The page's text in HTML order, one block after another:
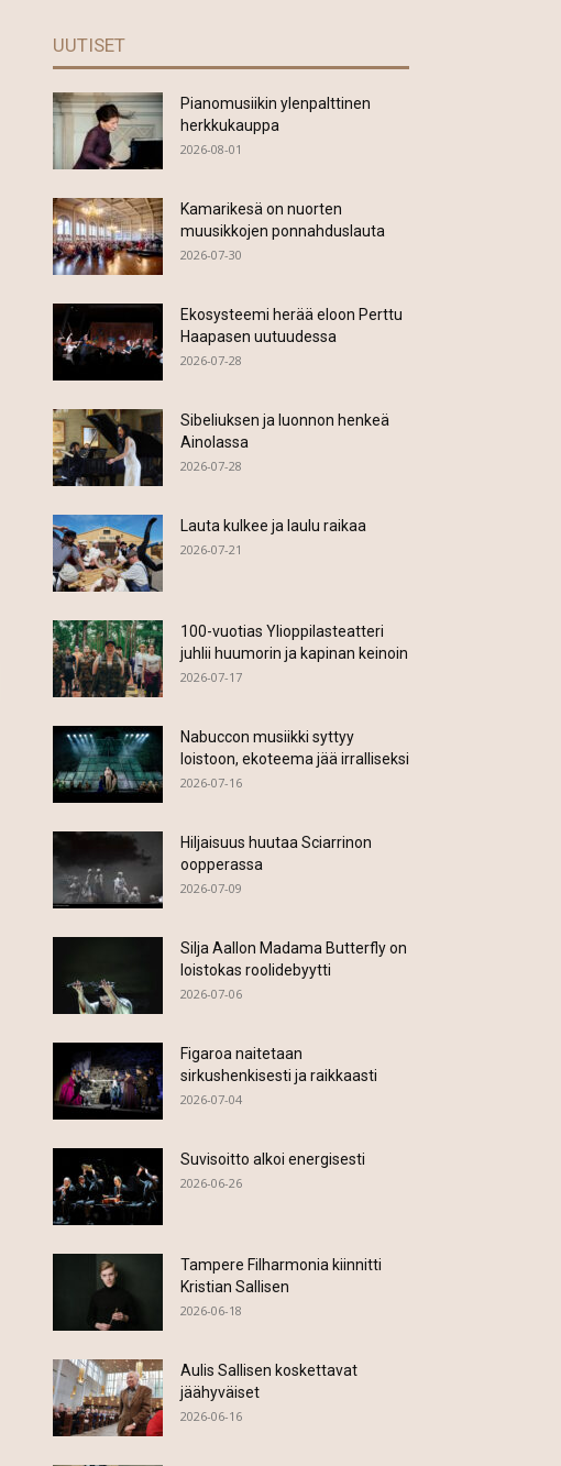
UUTISET
Pianomusiikin ylenpalttinen
herkkukauppa
2026-08-01
Kamarikesä on nuorten
muusikkojen ponnahduslauta
2026-07-30
Ekosysteemi herää eloon Perttu
Haapasen uutuudessa
2026-07-28
Sibeliuksen ja luonnon henkeä
Ainolassa
2026-07-28
Lauta kulkee ja laulu raikaa
2026-07-21
100-vuotias Ylioppilasteatteri
juhlii huumorin ja kapinan keinoin
2026-07-17
Nabuccon musiikki syttyy
loistoon, ekoteema jää irralliseksi
2026-07-16
Hiljaisuus huutaa Sciarrinon
oopperassa
2026-07-09
Silja Aallon Madama Butterfly on
loistokas roolidebyytti
2026-07-06
Figaroa naitetaan
sirkushenkisesti ja raikkaasti
2026-07-04
Suvisoitto alkoi energisesti
2026-06-26
Tampere Filharmonia kiinnitti
Kristian Sallisen
2026-06-18
Aulis Sallisen koskettavat
jäähyväiset
2026-06-16